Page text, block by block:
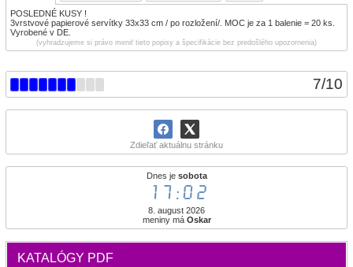
7/10
Zdieľať aktuálnu stránku
Dnes je sobota
17:02
8. august 2026
meniny má Oskar
KATALÓGY PDF
POSLEDNÉ KUSY !
3vrstvové papierové servítky 33x33 cm / po rozložení/. MOC je za 1 balenie = 20 ks.
Vyrobené v DE.
(vyhradzujeme si právo meniť tieto popisy a špecifikácie bez predošlého upozornenia)